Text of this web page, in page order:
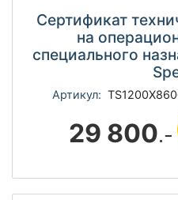
Сертификат
на
специального
Артикул:
29 800.-